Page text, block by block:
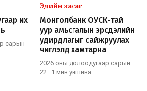
их
сарын
Эдийн засаг
Монголбанк ОУСК-тай
уур амьсгалын эрсдэлийн
удирдлагыг сайжруулах
чиглэлд хамтарна
2026 оны долоодугаар сарын
22 · 1 мин уншина